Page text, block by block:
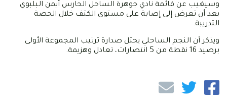
وسيغيب عن قائمة نادي جوهرة الساحل الحارس أيمن البلبوي
بعد أن تعرض إلى إصابة على مستوى الكتف خلال الحصة
التدريبة.
ويذكر أن النجم الساحلي يحتل صدارة ترتيب المجموعة الأولى
برصيد 16 نقطة من 5 انتصارات، تعادل وهزيمة.